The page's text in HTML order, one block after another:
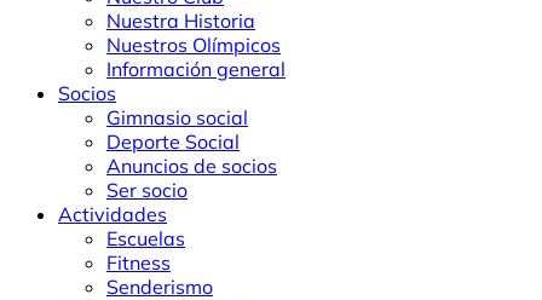
Nuestra Historia
Nuestros Olímpicos
Información general
Socios
Gimnasio social
Deporte Social
Anuncios de socios
Ser socio
Actividades
Escuelas
Fitness
Senderismo